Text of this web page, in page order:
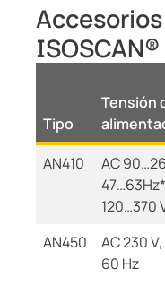
ISOSCAN®
Tipo
Tensión
AN410
AC
120…370
AN450
AC 230
60 Hz